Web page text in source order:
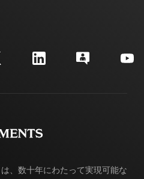
ター
、数十年にわたって実現可能な